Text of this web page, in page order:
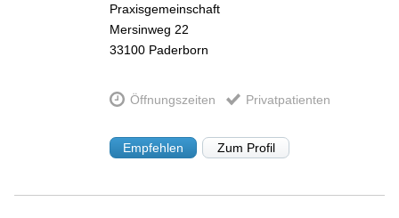
Praxisgemeinschaft
Mersinweg 22
33100 Paderborn
Öffnungszeiten Privatpatienten
Empfehlen Zum Profil